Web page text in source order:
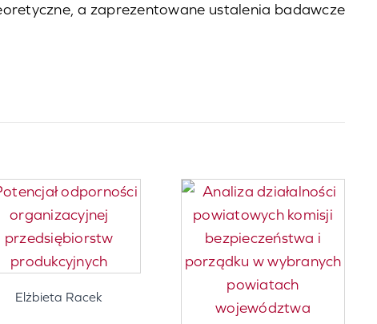
a zaprezentowane ustalenia badawcze
Elżbieta Racek